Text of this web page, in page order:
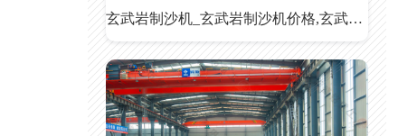
玄武岩制沙机_玄武岩制沙机价格,玄武岩制沙机厂